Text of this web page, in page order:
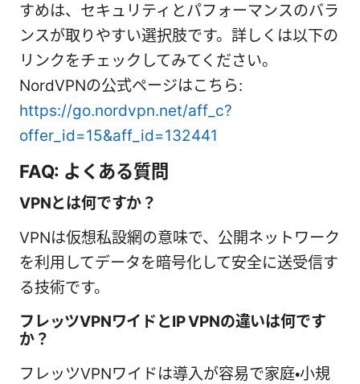
すめは、セキュリティとパフォーマンスのバラ
ンスが取りやすい選択肢です。詳しくは以下の
リンクをチェックしてみてください。
NordVPNの公式ページはこちら:
https://go.nordvpn.net/aff_c?
offer_id=15&aff_id=132441
FAQ: よくある質問
VPNとは何ですか？
VPNは仮想私設網の意味で、公開ネットワーク
を利用してデータを暗号化して安全に送受信す
る技術です。
フレッツVPNワイドとIP VPNの違いは何です
か？
フレッツVPNワイドは導入が容易で家庭・小規